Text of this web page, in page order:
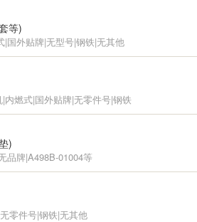
等)
|国外贴牌|无型号|钢铁|无其他
内燃式|国外贴牌|无零件号|钢铁
)
品牌|A498B-01004等
零件号|钢铁|无其他